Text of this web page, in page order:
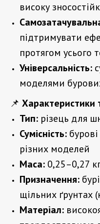
високу
підтримувати
протягом усього
Універсальність:
моделями
📌 Характеристики
Тип: різець для
Сумісність:
різних моделей
Маса: 0,25–0,27
Призначення:
щільних ґрунтах
Матеріал: